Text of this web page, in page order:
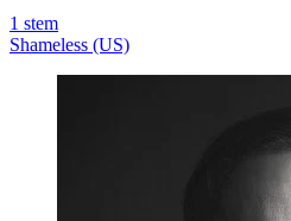
1 stem
Shameless (US)